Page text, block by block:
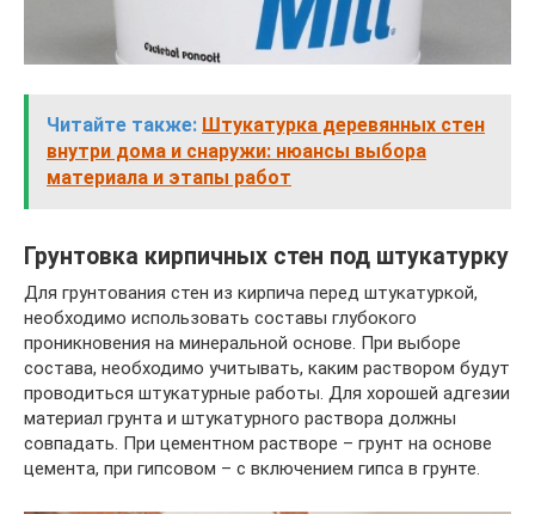
Читайте также: Штукатурка деревянных стен
внутри дома и снаружи: нюансы выбора
материала и этапы работ
Грунтовка кирпичных стен под штукатурку
Для грунтования стен из кирпича перед штукатуркой,
необходимо использовать составы глубокого
проникновения на минеральной основе. При выборе
состава, необходимо учитывать, каким раствором будут
проводиться штукатурные работы. Для хорошей адгезии
материал грунта и штукатурного раствора должны
совпадать. При цементном растворе – грунт на основе
цемента, при гипсовом – с включением гипса в грунте.